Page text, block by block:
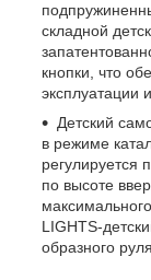
складной
кнопки, что
эксплуатации
Детский
в режиме
регулируется
по высоте
LIGHTS-
образного